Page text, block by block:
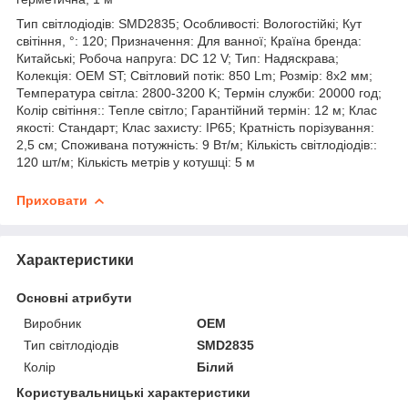
Тип світлодіодів: SMD2835; Особливості: Вологостійкі; Кут
світіння, °: 120; Призначення: Для ванної; Країна бренда:
Китайські; Робоча напруга: DC 12 V; Тип: Надяскрава;
Колекція: OEM ST; Світловий потік: 850 Lm; Розмір: 8х2 мм;
Температура світла: 2800-3200 K; Термін служби: 20000 год;
Колір світіння:: Тепле світло; Гарантійний термін: 12 м; Клас
якості: Стандарт; Клас захисту: IP65; Кратність порізування:
2,5 см; Споживана потужність: 9 Вт/м; Кількість світлодіодів::
120 шт/м; Кількість метрів у котушці: 5 м
Приховати
Характеристики
Основні атрибути
Виробник
OEM
Тип світлодіодів
SMD2835
Колір
Білий
Користувальницькі характеристики